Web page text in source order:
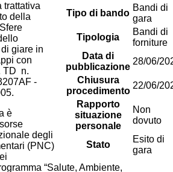
Tipo di bando
Bandi di
gara
Tipologia
Bandi di
forniture
Data di
pubblicazione
28/06/
Chiusura
procedimento
22/06/
Rapporto
situazione
personale
Non
dovuto
Stato
Esito di
gara
trattativa
della
giare in
con
TD n.
-
è
degli
(PNC)
“Salute, Ambiente,